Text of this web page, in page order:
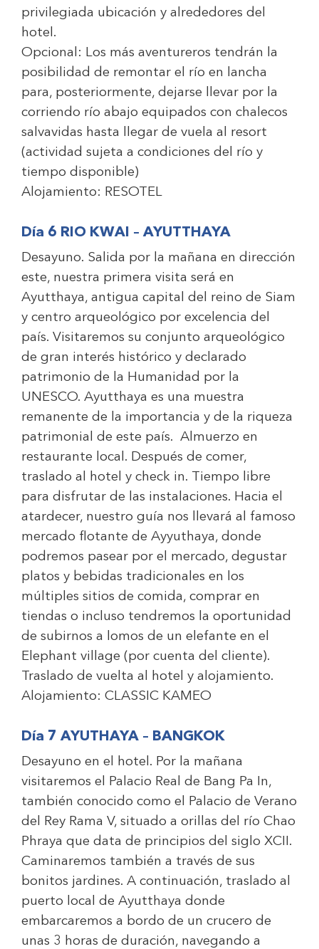
privilegiada ubicación y alrededores del
hotel.
Opcional: Los más aventureros tendrán la
posibilidad de remontar el río en lancha
para, posteriormente, dejarse llevar por la
corriendo río abajo equipados con chalecos
salvavidas hasta llegar de vuela al resort
(actividad sujeta a condiciones del río y
tiempo disponible)
Alojamiento: RESOTEL
Día 6 RIO KWAI – AYUTTHAYA
Desayuno. Salida por la mañana en dirección
este, nuestra primera visita será en
Ayutthaya, antigua capital del reino de Siam
y centro arqueológico por excelencia del
país. Visitaremos su conjunto arqueológico
de gran interés histórico y declarado
patrimonio de la Humanidad por la
UNESCO. Ayutthaya es una muestra
remanente de la importancia y de la riqueza
patrimonial de este país. Almuerzo en
restaurante local. Después de comer,
traslado al hotel y check in. Tiempo libre
para disfrutar de las instalaciones. Hacia el
atardecer, nuestro guía nos llevará al famoso
mercado flotante de Ayyuthaya, donde
podremos pasear por el mercado, degustar
platos y bebidas tradicionales en los
múltiples sitios de comida, comprar en
tiendas o incluso tendremos la oportunidad
de subirnos a lomos de un elefante en el
Elephant village (por cuenta del cliente).
Traslado de vuelta al hotel y alojamiento.
Alojamiento: CLASSIC KAMEO
Día 7 AYUTHAYA – BANGKOK
Desayuno en el hotel. Por la mañana
visitaremos el Palacio Real de Bang Pa In,
también conocido como el Palacio de Verano
del Rey Rama V, situado a orillas del río Chao
Phraya que data de principios del siglo XCII.
Caminaremos también a través de sus
bonitos jardines. A continuación, traslado al
puerto local de Ayutthaya donde
embarcaremos a bordo de un crucero de
unas 3 horas de duración, navegando a